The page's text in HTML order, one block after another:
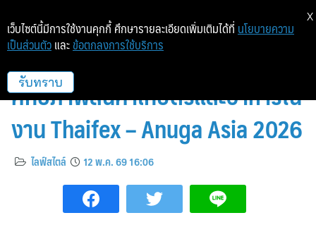
พาวิลเลียนสหภาพยุโรปเตรียมโชว์
ศักยภาพสินค้าเกษตรและอาหารใน
งาน Thaifex – Anuga Asia 2026
ไลฟ์สไตล์ 12 พ.ค. 69 16:06
เว็บไซต์นี้มีการใช้งานคุกกี้ ศึกษารายละเอียดเพิ่มเติมได้ที่ นโยบายความ
เป็นส่วนตัว และ ข้อตกลงการใช้บริการ
รับทราบ
X